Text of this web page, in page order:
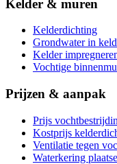
Kelder & muren
Kelderdichting
Grondwater in
Kelder
Vochtige
Prijzen & aanpak
Prijs
Kostprijs
Ventilatie tegen
Waterkering